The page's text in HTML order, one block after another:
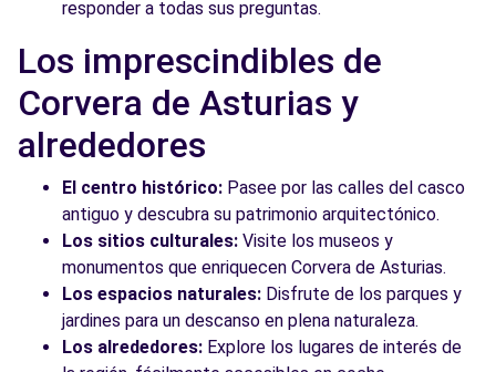
responder a todas sus preguntas.
Los imprescindibles de
Corvera de Asturias y
alrededores
El centro histórico: Pasee por las calles del casco
antiguo y descubra su patrimonio arquitectónico.
Los sitios culturales: Visite los museos y
monumentos que enriquecen Corvera de Asturias.
Los espacios naturales: Disfrute de los parques y
jardines para un descanso en plena naturaleza.
Los alrededores: Explore los lugares de interés de